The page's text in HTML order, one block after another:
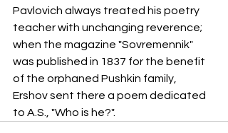
Pavlovich always treated his poetry
teacher with unchanging reverence;
when the magazine "Sovremennik"
was published in 1837 for the benefit
of the orphaned Pushkin family,
Ershov sent there a poem dedicated
to A.S., "Who is he?".